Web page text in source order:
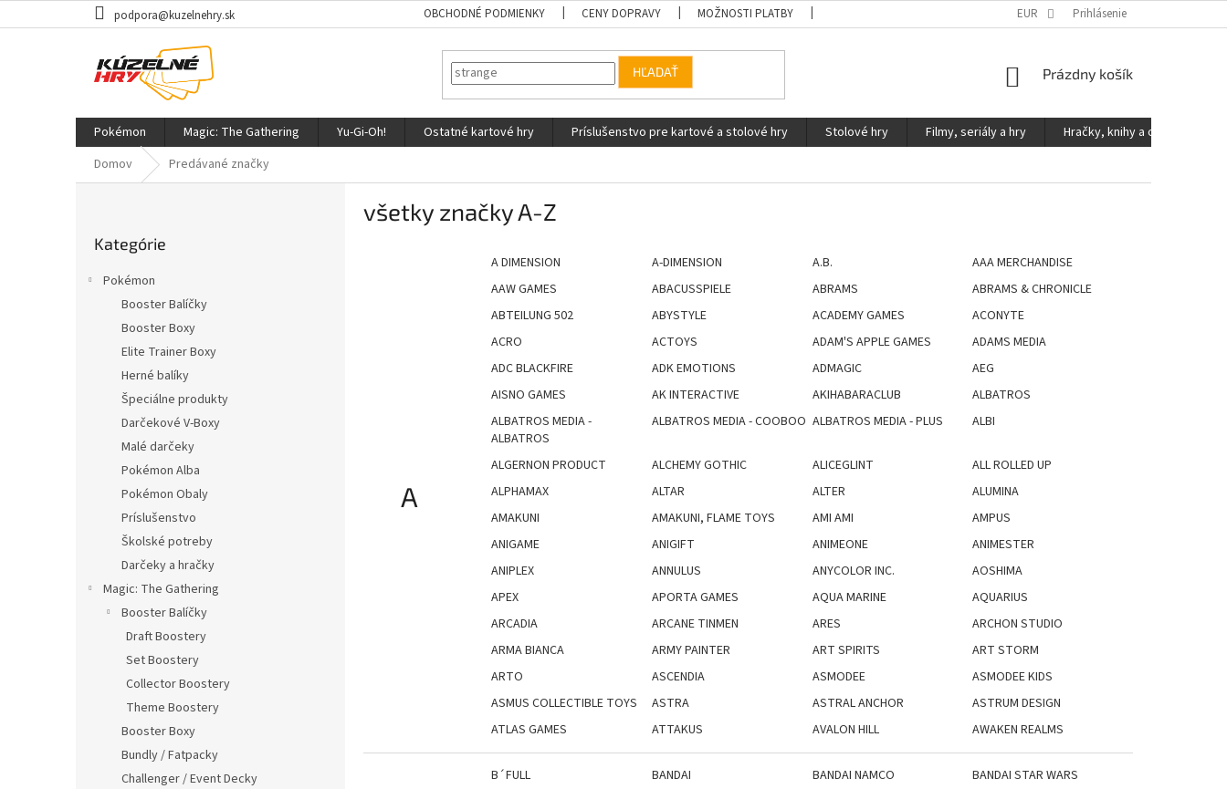
na
podpora@kuzelnehry.sk OBCHODNÉ PODMIENKY CENY DOPRAVY MOŽNOSTI PLATBY PODMIENKY OCHRANY OSOBNÝCH ÚDAJOV
EUR Prihlásenie
HĽADAŤ
NÁKUPNÝ
Prázdny košík
Pokémon Magic: The Gathering Yu-Gi-Oh! Ostatné kartové hry Príslušenstvo pre kartové a stolové hry Stolové hry Filmy, seriály a hry
Hračky, knihy a ostatné
Domov
Predávané značky
kategórie
Kategórie
Pokémon
Booster Balíčky
Booster Boxy
Elite Trainer Boxy
Herné balíky
Špeciálne produkty
Darčekové V-Boxy
Malé darčeky
Pokémon Alba
Pokémon Obaly
Príslušenstvo
Školské potreby
Darčeky a hračky
Magic: The Gathering
Booster Balíčky
Draft Boostery
Set Boostery
Collector Boostery
Theme Boostery
Booster Boxy
Bundly / Fatpacky
Challenger / Event Decky
všetky značky A-Z
A
A DIMENSION A-DIMENSION A.B.
AAA MERCHANDISE
AAW GAMES
ABACUSSPIELE ABRAMS
ABRAMS & CHRONICLE
ABTEILUNG 502
ABYSTYLE ACADEMY GAMES
ACONYTE
ACRO
ACTOYS ADAM'S APPLE GAMES
ADAMS MEDIA
ADC BLACKFIRE
ADK EMOTIONS ADMAGIC
AEG
AISNO GAMES
AK INTERACTIVE AKIHABARACLUB
ALBATROS
ALBATROS MEDIA -
ALBATROS
ALBATROS MEDIA - COOBOO ALBATROS MEDIA - PLUS ALBI
ALGERNON PRODUCT ALCHEMY GOTHIC ALICEGLINT
ALL ROLLED UP
ALPHAMAX
ALTAR ALTER
ALUMINA
AMAKUNI
AMAKUNI, FLAME TOYS AMI AMI
AMPUS
ANIGAME
ANIGIFT ANIMEONE
ANIMESTER
ANIPLEX
ANNULUS ANYCOLOR INC.
AOSHIMA
APEX
APORTA GAMES AQUA MARINE
AQUARIUS
ARCADIA
ARCANE TINMEN ARES
ARCHON STUDIO
ARMA BIANCA
ARMY PAINTER ART SPIRITS
ART STORM
ARTO
ASCENDIA ASMODEE
ASMODEE KIDS
ASMUS COLLECTIBLE TOYS
ASTRA ASTRAL ANCHOR
ASTRUM DESIGN
ATLAS GAMES
ATTAKUS AVALON HILL AWAKEN REALMS
B´FULL BANDAI BANDAI NAMCO
BANDAI STAR WARS